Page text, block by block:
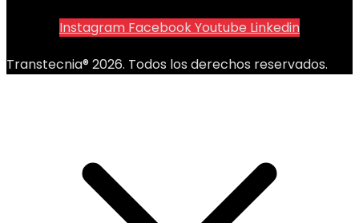
Instagram FacebookYoutube Linkedin
Transtecnia® 2026. Todos los derechos reservados.